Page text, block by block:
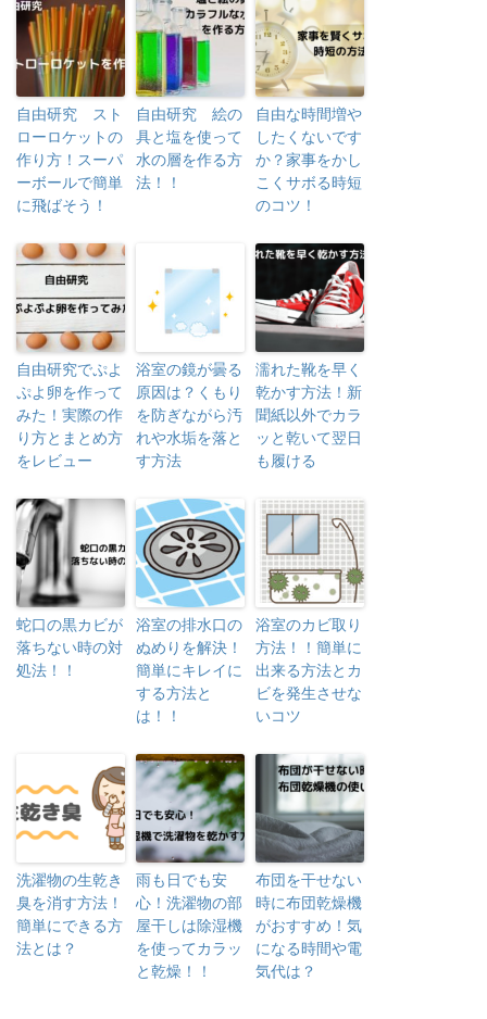
自由研究 スト
ローロケットの
作り方！スーパ
ーボールで簡単
に飛ばそう！
自由研究 絵の
具と塩を使って
水の層を作る方
法！！
自由な時間増や
したくないです
か？家事をかし
こくサボる時短
のコツ！
自由研究でぷよ
ぷよ卵を作って
みた！実際の作
り方とまとめ方
をレビュー
浴室の鏡が曇る
原因は？くもり
を防ぎながら汚
れや水垢を落と
す方法
濡れた靴を早く
乾かす方法！新
聞紙以外でカラ
ッと乾いて翌日
も履ける
蛇口の黒カビが
落ちない時の対
処法！！
浴室の排水口の
ぬめりを解決！
簡単にキレイに
する方法と
は！！
浴室のカビ取り
方法！！簡単に
出来る方法とカ
ビを発生させな
いコツ
洗濯物の生乾き
臭を消す方法！
簡単にできる方
法とは？
雨も日でも安
心！洗濯物の部
屋干しは除湿機
を使ってカラッ
と乾燥！！
布団を干せない
時に布団乾燥機
がおすすめ！気
になる時間や電
気代は？